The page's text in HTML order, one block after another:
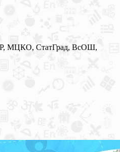
МЦКО, СтатГрад, ВсОШ,